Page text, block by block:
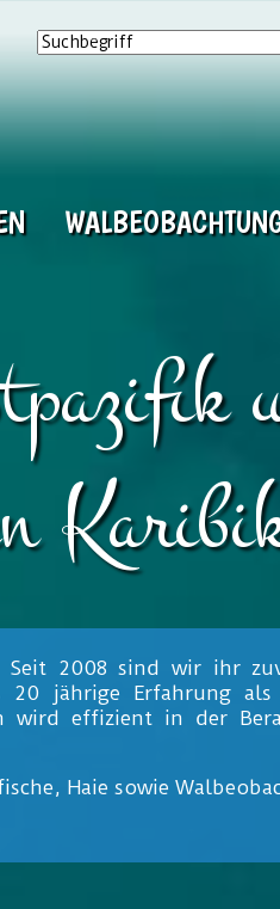
Seit 2008 sind wir ihr
20 jährige Erfahrung
wird effizient in der
Haie sowie